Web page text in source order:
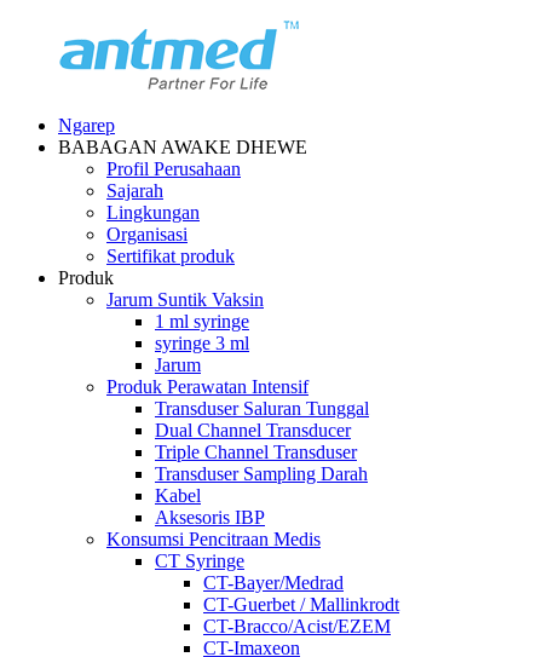
Ngarep
BABAGAN AWAKE DHEWE
Profil Perusahaan
Sajarah
Lingkungan
Organisasi
Sertifikat produk
Produk
Jarum Suntik Vaksin
1 ml syringe
syringe 3 ml
Jarum
Produk Perawatan Intensif
Transduser Saluran Tunggal
Dual Channel Transducer
Triple Channel Transduser
Transduser Sampling Darah
Kabel
Aksesoris IBP
Konsumsi Pencitraan Medis
CT Syringe
CT-Bayer/Medrad
CT-Guerbet / Mallinkrodt
CT-Bracco/Acist/EZEM
CT-Imaxeon